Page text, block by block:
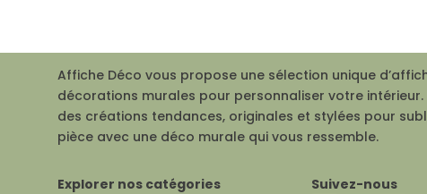
Affiche Déco vous propose une sélection unique
décorations murales pour personnaliser votre intérieur.
des créations tendances, originales et stylées pour
pièce avec une déco murale qui vous ressemble.
Explorer nos catégories
Suivez-nous